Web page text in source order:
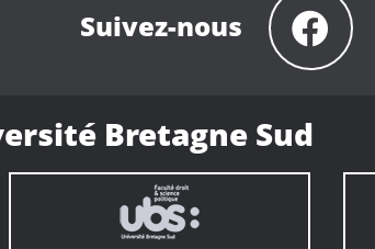
Suivez-nous
Bretagne Sud